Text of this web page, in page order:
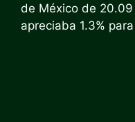
de México de
apreciaba 1.3%